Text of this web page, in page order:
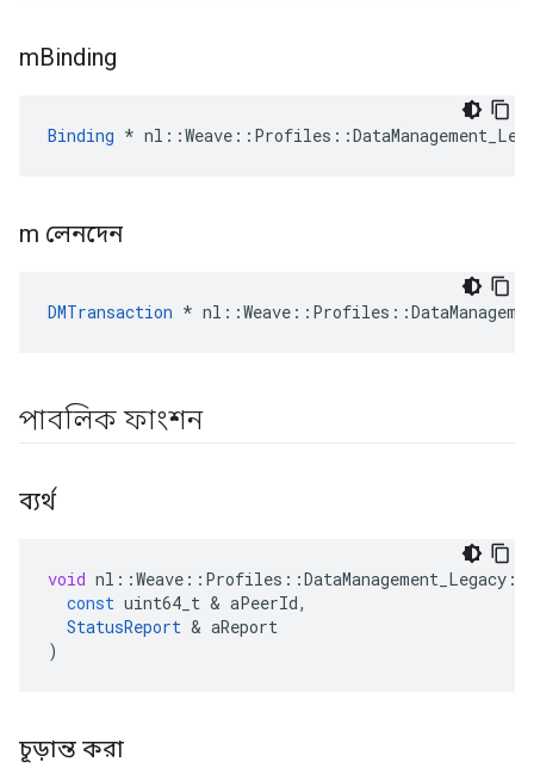
mBinding
Binding *
m লেনদেন
DMTransaction *
পাবলিক ফাংশন
ব্যর্থ
void nl ::Weave :: Profiles ::DataManagement_Legacy ::
const uint64_t & aPeerId,
StatusReport & aReport
)
চূড়ান্ত করা